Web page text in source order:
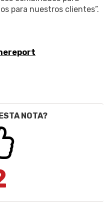
para nuestros clientes”.
NOTA?